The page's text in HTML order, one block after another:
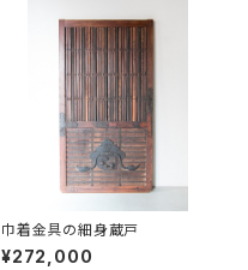
巾着金具の細身蔵戸
¥272,000